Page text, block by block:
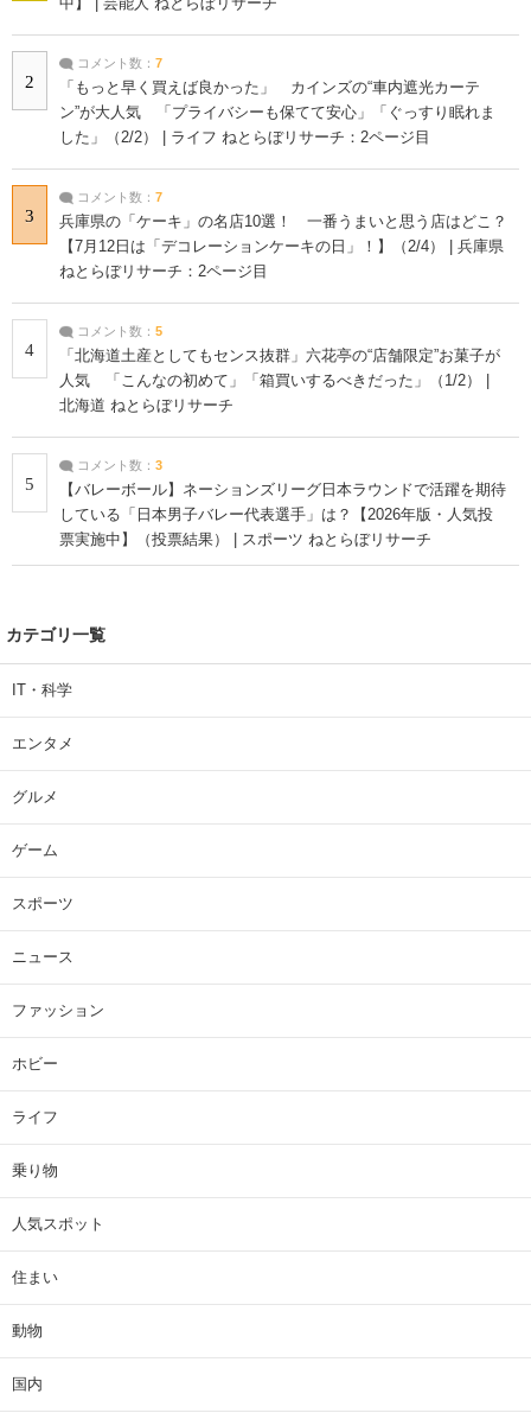
2
コメント数： 7
「もっと早く買えば良かった」 カインズの“車内遮光カーテ
ン”が大人気 「プライバシーも保てて安心」「ぐっすり眠れま
した」（2/2） | ライフ ねとらぼリサーチ：2ページ目
3
コメント数： 7
兵庫県の「ケーキ」の名店10選！ 一番うまいと思う店はどこ？
【7月12日は「デコレーションケーキの日」！】（2/4） | 兵庫県
ねとらぼリサーチ：2ページ目
4
コメント数： 5
「北海道土産としてもセンス抜群」六花亭の“店舗限定”お菓子が
人気 「こんなの初めて」「箱買いするべきだった」（1/2） |
北海道 ねとらぼリサーチ
5
コメント数： 3
【バレーボール】ネーションズリーグ日本ラウンドで活躍を期待
している「日本男子バレー代表選手」は？【2026年版・人気投
票実施中】（投票結果） | スポーツ ねとらぼリサーチ
カテゴリ一覧
IT・科学
エンタメ
グルメ
ゲーム
スポーツ
ニュース
ファッション
ホビー
ライフ
乗り物
人気スポット
住まい
動物
国内